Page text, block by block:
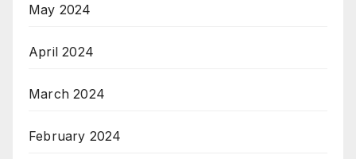
May 2024
April 2024
March 2024
February 2024